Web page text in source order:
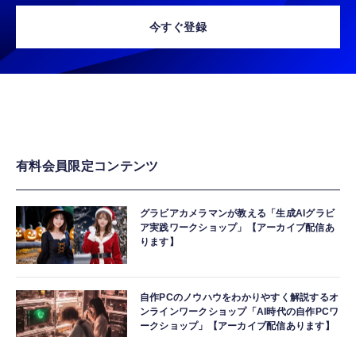
今すぐ登録
有料会員限定コンテンツ
グラビアカメラマンが教える「生成AIグラビ
ア実践ワークショップ」【アーカイブ配信あ
ります】
自作PCのノウハウをわかりやすく解説するオ
ンラインワークショップ「AI時代の自作PCワ
ークショップ」【アーカイブ配信あります】